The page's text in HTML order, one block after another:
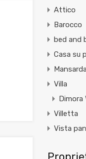
Attico
Barocco
bed and
Casa su
Mansarda
Villa
Dimora
Villetta
Vista